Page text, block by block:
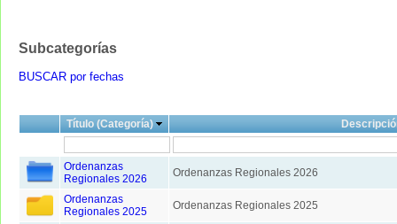
Subcategorías
BUSCAR por fechas
Título (Categoría)
Ordenanzas
Regionales 2026
Ordenanzas Regionales 2026
Ordenanzas
Regionales 2025
Ordenanzas Regionales 2025